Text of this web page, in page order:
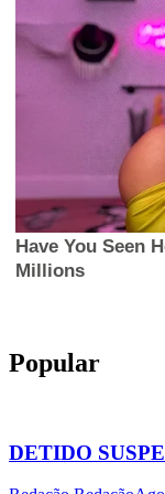
Popular
DETIDO